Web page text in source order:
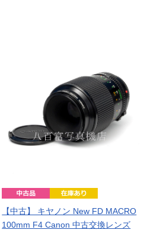
【中古】 キヤノン New FD MACRO
100mm F4 Canon 中古交換レンズ